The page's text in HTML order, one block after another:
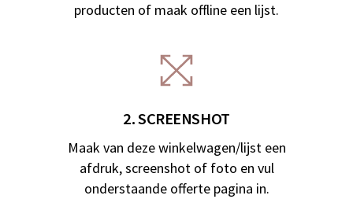
producten of maak offline een lijst.
2. SCREENSHOT
Maak van deze winkelwagen/lijst een
afdruk, screenshot of foto en vul
onderstaande offerte pagina in.